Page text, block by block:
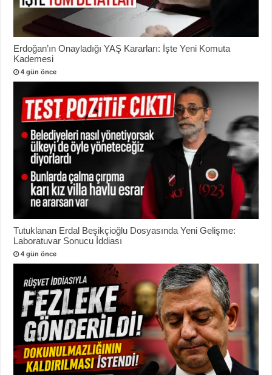
Erdoğan’ın Onayladığı YAŞ Kararları: İşte Yeni Komuta
Kademesi
4 gün önce
Tutuklanan Erdal Beşikçioğlu Dosyasında Yeni Gelişme:
Laboratuvar Sonucu İddiası
4 gün önce